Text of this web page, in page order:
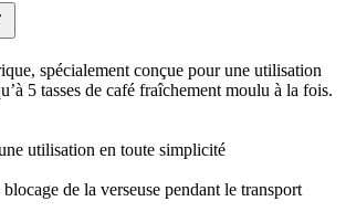
spécialement conçue pour une utilisation
5 tasses de café fraîchement moulu à la fois.
utilisation en toute simplicité
de la verseuse pendant le transport